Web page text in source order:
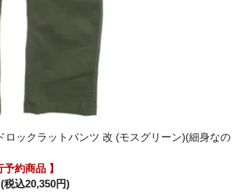
ロックラットパンツ 改 (モスグリーン)(細身なの
予約商品 】
税込20,350円)